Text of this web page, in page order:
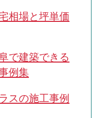
相場と坪単価
で建築できる
例集
スの施工事例